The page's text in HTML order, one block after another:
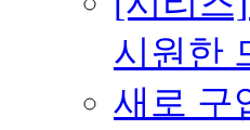
시원한
새로 구